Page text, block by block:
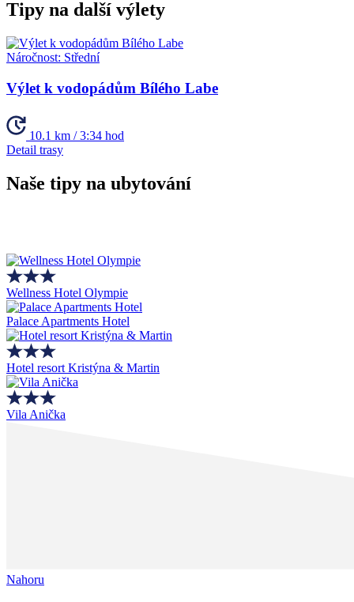
Tipy na další výlety
Náročnost: Střední
Výlet k vodopádům Bílého Labe
10.1 km / 3:34 hod
Detail trasy
Naše tipy na ubytování
Wellness Hotel Olympie
Palace Apartments Hotel
Hotel resort Kristýna & Martin
Vila Anička
Nahoru